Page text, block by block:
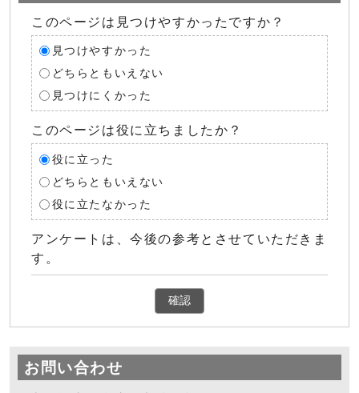
このページは見つけやすかったですか？
見つけやすかった
どちらともいえない
見つけにくかった
このページは役に立ちましたか？
役に立った
どちらともいえない
役に立たなかった
アンケートは、今後の参考とさせていただきま
す。
確認
お問い合わせ